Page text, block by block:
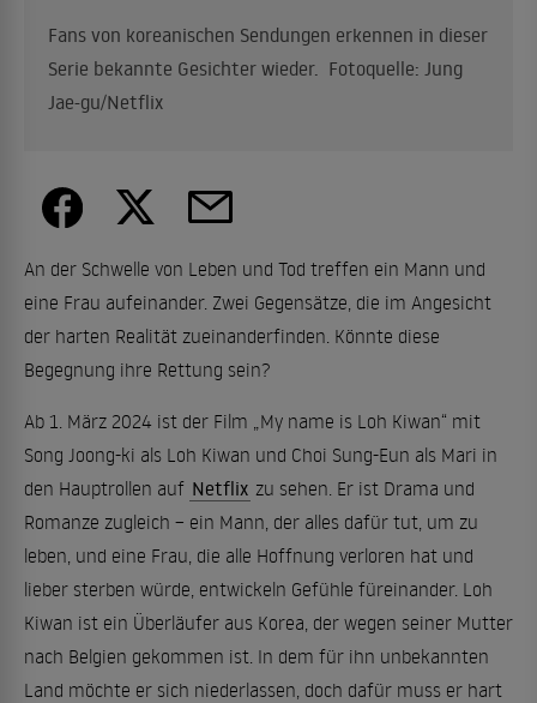
Fans von koreanischen Sendungen erkennen in dieser
Serie bekannte Gesichter wieder. Fotoquelle: Jung
Jae-gu/Netflix
An der Schwelle von Leben und Tod treffen ein Mann und
eine Frau aufeinander. Zwei Gegensätze, die im Angesicht
der harten Realität zueinanderfinden. Könnte diese
Begegnung ihre Rettung sein?
Ab 1. März 2024 ist der Film „My name is Loh Kiwan“ mit
Song Joong-ki als Loh Kiwan und Choi Sung-Eun als Mari in
den Hauptrollen auf Netflix zu sehen. Er ist Drama und
Romanze zugleich – ein Mann, der alles dafür tut, um zu
leben, und eine Frau, die alle Hoffnung verloren hat und
lieber sterben würde, entwickeln Gefühle füreinander. Loh
Kiwan ist ein Überläufer aus Korea, der wegen seiner Mutter
nach Belgien gekommen ist. In dem für ihn unbekannten
Land möchte er sich niederlassen, doch dafür muss er hart